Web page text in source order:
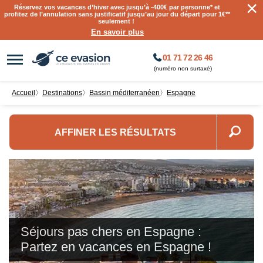
Réservez vos vacances d’hiver avec jusqu’à-400€ par personne* et
profitez de l’annulation sans justificatif jusqu’au jour du départ pour 1€**
seulement !
En savoir plus
×
01 71 72 26 46
(numéro non surtaxé)
Accueil 〉 destinations〉 Bassin méditerranéen 〉 Espagne
AFFINER LES RÉSULTATS
Séjours pas chers en Espagne :
Partez en vacances en Espagne !